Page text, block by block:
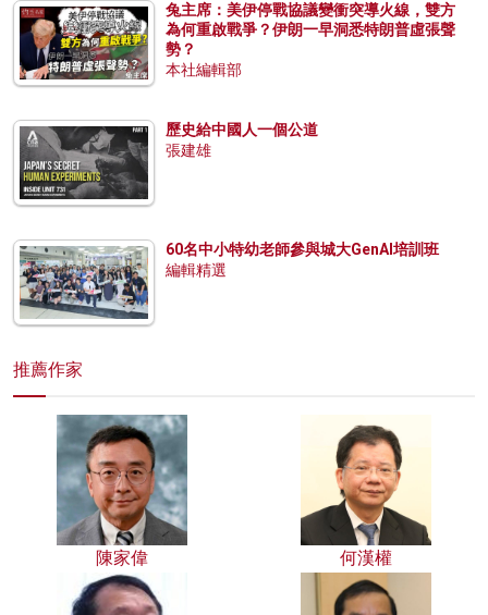
兔主席：美伊停戰協議變衝突導火線，雙方
為何重啟戰爭？伊朗一早洞悉特朗普虛張聲
勢？
本社編輯部
歷史給中國人一個公道
張建雄
60名中小特幼老師參與城大GenAI培訓班
編輯精選
推薦作家
陳家偉 何漢權